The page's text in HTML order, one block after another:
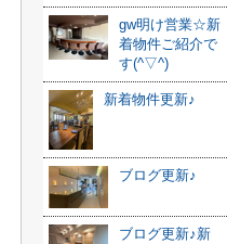
gw明け営業☆新
着物件ご紹介で
す(^▽^)
新着物件更新♪
ブログ更新♪
ブログ更新♪新